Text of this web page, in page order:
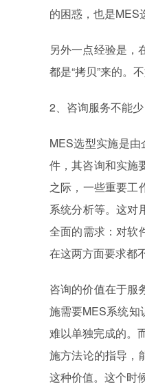
的困惑，也是MES
另外一点经验是，
都是“拷贝”来的。
2、咨询服务不能少
MES选型实施是
件，其咨询和实施
之际，一些重要工
系统分析等。这对
全面的需求：对软
在这两方面要求都
咨询的价值在于
施需要MES系统知
难以单独完成的。
施方法论的指导，
这种价值。这个时